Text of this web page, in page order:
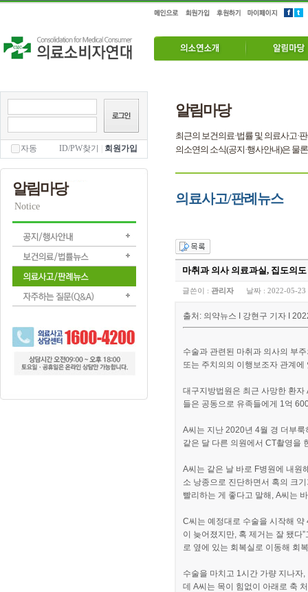
자동 ID/PW찾기 회원가입
알림마당
Notice
알림마당
최근의 보건의료·법률 및 의료사고·
의소연의 소식(공지·행사안내)은 물
의료사고/판례뉴스
마취과 의사 의료과실, 집도의
글쓴이 : 관리자 날짜 : 2022-05-23
출처: 의약뉴스 I 강현구 기자 I
수술과 관련된 마취과 의사의 부
또는 주치의의 이행보조자 관계
대구지방법원은 최근 사망한 환
들은 공동으로 유족들에게 1억
A씨는 지난 2020년 4월 경 더부
같은 달 다른 의원에서 CT촬영을
A씨는 같은 날 바로 F병원에 내원
소 낭종으로 진단하면서 혹의 크
빨리하는 게 좋다고 말해, A씨는
C씨는 예정대로 수술을 시작해
이 늦어졌지만, 혹 제거는 잘 됐다
로 옆에 있는 회복실로 이동해 회
수술을 마치고 1시간 가량 지나자
데 A씨는 목이 힘없이 아래로 축